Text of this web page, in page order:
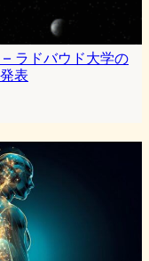
ラドバウド大学の
表